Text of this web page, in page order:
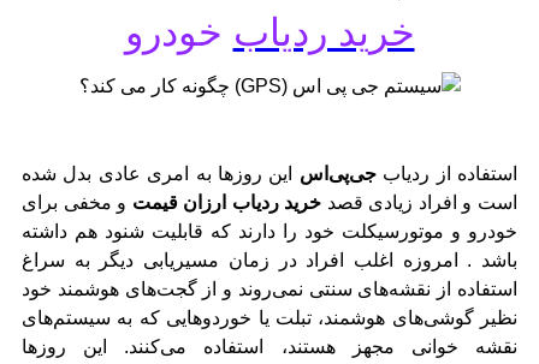
خرید ردیاب خودرو
استفاده از ردیابجی‌‌پی‌اس این روزها به امری عادی بدل شده
است و افراد زیادی قصد خرید ردیاب ارزان قیمت و مخفی برای
خودرو و موتورسیکلت خود را دارند که قابلیت شنود هم داشته
باشد . امروزه اغلب افراد در زمان مسیریابی دیگر به سراغ
استفاده از نقشه‌‌های سنتی نمی‌روند و از گجت‌های هوشمند خود
نظیر گوشی‌های هوشمند، تبلت یا خوردوهایی که به سیستم‌های
نقشه خوانی مجهز هستند، استفاده می‌کنند. این روزها